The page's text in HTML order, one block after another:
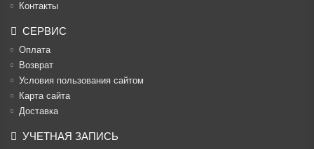
Контакты
СЕРВИС
Оплата
Возврат
Условия пользования сайтом
Карта сайта
Доставка
УЧЕТНАЯ ЗАПИСЬ